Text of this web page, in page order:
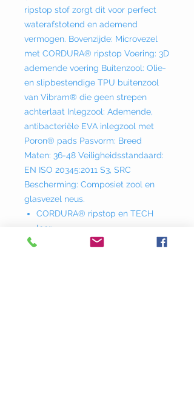
ripstop stof zorgt dit voor perfect
waterafstotend en ademend
vermogen. Bovenzijde: Microvezel
met CORDURA® ripstop Voering: 3D
ademende voering Buitenzool: Olie-
en slipbestendige TPU buitenzool
van Vibram® die geen strepen
achterlaat Inlegzool: Ademende,
antibacteriële EVA inlegzool met
Poron® pads Pasvorm: Breed
Maten: 36-48 Veiligheidsstandaard:
EN ISO 20345:2011 S3, SRC
Bescherming: Composiet zool en
glasvezel neus.
CORDURA® ripstop en TECH
leer
Vibram® TPU buitenzool